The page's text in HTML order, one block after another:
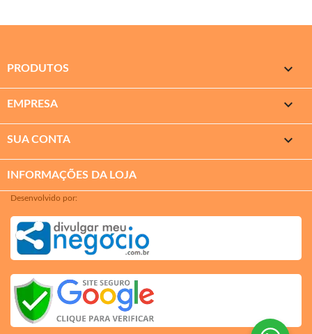
PRODUTOS 
EMPRESA 
SUA CONTA 
INFORMAÇÕES DA LOJA
Desenvolvido por: